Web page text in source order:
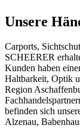
Unsere
Carports,
SCHEERER
Kunden haben
Haltbarkeit, Optik
Region
befinden sich
Alzenau,